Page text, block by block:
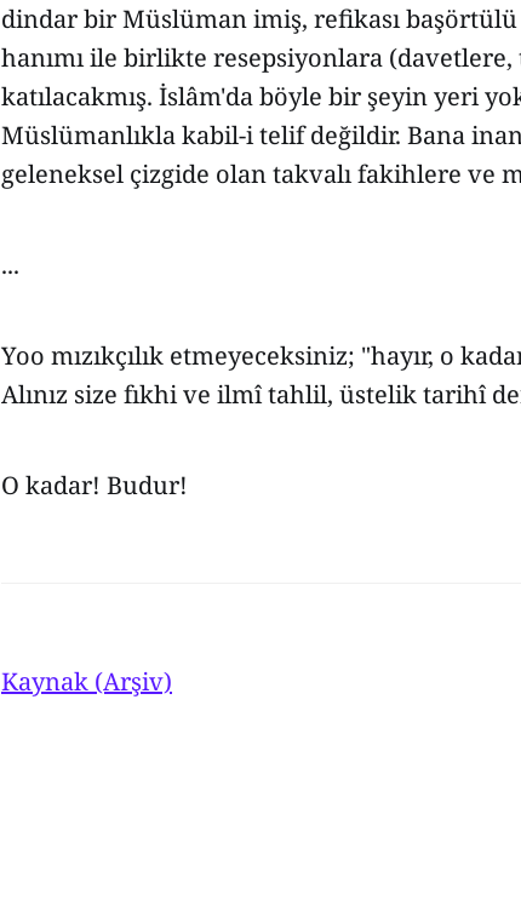
dindar bir Müslüman imiş, refikası başörtülü
hanımı ile birlikte resepsiyonlara
katılacakmış. İslâm'da böyle bir şeyin yeri
Müslümanlıkla kabil-i telif değildir. Bana
geleneksel çizgide olan takvalı fakihlere ve
...
Yoo mızıkçılık etmeyeceksiniz; "hayır, o
Alınız size fıkhi ve ilmî tahlil, üstelik tarihî
O kadar! Budur!
Kaynak (Arşiv)